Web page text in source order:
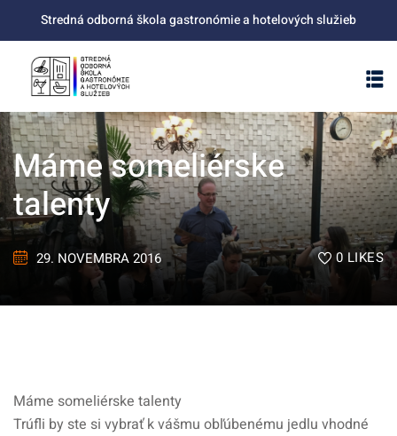
content
Stredná odborná škola gastronómie a hotelových služieb
Máme someliérske
talenty
29. NOVEMBRA 2016 0 LIKES
Máme someliérske talenty
Trúfli by ste si vybrať k vášmu obľúbenému jedlu vhodné